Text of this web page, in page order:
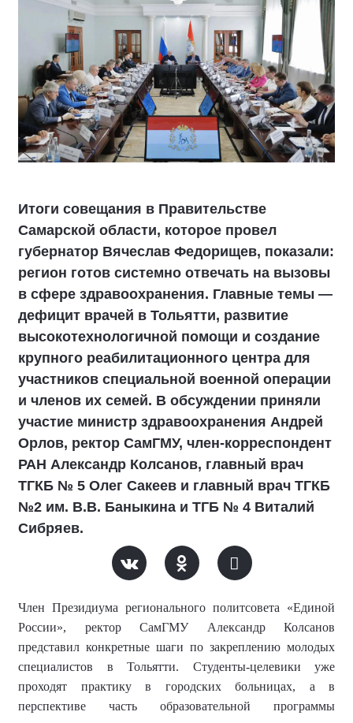
Итоги совещания в Правительстве
Самарской области, которое провел
губернатор Вячеслав Федорищев, показали:
регион готов системно отвечать на вызовы
в сфере здравоохранения. Главные темы —
дефицит врачей в Тольятти, развитие
высокотехнологичной помощи и создание
крупного реабилитационного центра для
участников специальной военной операции
и членов их семей. В обсуждении приняли
участие министр здравоохранения Андрей
Орлов, ректор СамГМУ, член-корреспондент
РАН Александр Колсанов, главный врач
ТГКБ № 5 Олег Сакеев и главный врач ТГКБ
№2 им. В.В. Баныкина и ТГБ № 4 Виталий
Сибряев.
Член Президиума регионального политсовета «Единой
России», ректор СамГМУ
Александр Колсанов
представил конкретные шаги по закреплению молодых
специалистов в Тольятти. Студенты-целевики уже
проходят практику в городских больницах, а в
перспективе часть образовательной программы